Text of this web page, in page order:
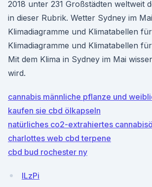
2018 unter 231 Großstädten weltweit
in dieser Rubrik. Wetter Sydney im
Klimadiagramme und Klimatabellen für
Klimadiagramme und Klimatabellen
Mit dem Klima in Sydney im Mai
wird.
cannabis männliche pflanze und
kaufen sie cbd ölkapseln
natürliches co2-extrahiertes
charlottes web cbd terpene
cbd bud rochester ny
lLzPi